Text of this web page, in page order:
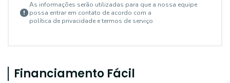
As informações serão utilizadas para que a nossa equipe
possa entrar em contato de acordo com a
política de privacidade e termos de serviço
Financiamento Fácil